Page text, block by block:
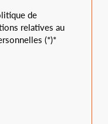
de
relatives au
(*)*